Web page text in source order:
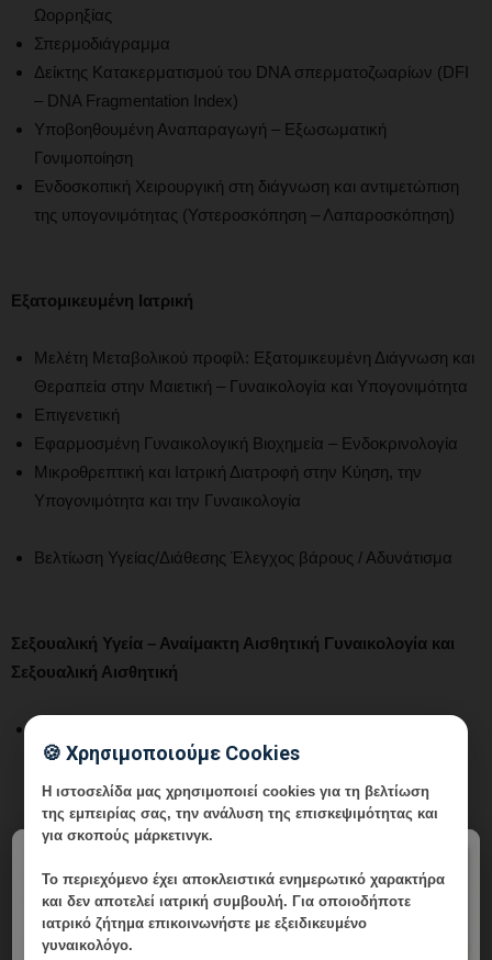
Ωορρηξίας
Σπερμοδιάγραμμα
Δείκτης Κατακερματισμού του DNA σπερματοζωαρίων (DFI
– DNA Fragmentation Index)
Υποβοηθουμένη Αναπαραγωγή – Εξωσωματική
Γονιμοποίηση
Ενδοσκοπική Χειρουργική στη διάγνωση και αντιμετώπιση
της υπογονιμότητας (Υστεροσκόπηση – Λαπαροσκόπηση)
Εξατομικευμένη Ιατρική
Μελέτη Μεταβολικού προφίλ: Εξατομικευμένη Διάγνωση και
Θεραπεία στην Μαιετική – Γυναικολογία και Υπογονιμότητα
Επιγενετική
Εφαρμοσμένη Γυναικολογική Βιοχημεία – Ενδοκρινολογία
Μικροθρεπτική και Ιατρική Διατροφή στην Κύηση, την
Υπογονιμότητα και την Γυναικολογία
Βελτίωση Υγείας/Διάθεσης Έλεγχος βάρους / Αδυνάτισμα
Σεξουαλική Υγεία – Αναίμακτη Αισθητική Γυναικολογία και
Σεξουαλική Αισθητική
χωρίς χειρουργείο και χωρίς παρενέργειες,
χρησιμοποιώντας πρωτοποριακές ιατρικές τεχνικές για την
αποκατάσταση της λειτουργικότητας και της μορφής χωρίς
χειρουργική επέμβαση.
Αύξηση σεξουαλικής απόλαυσης – Αντιμετώπιση
σεξουαλικής δυσλειτουργίας, που μπορεί να οφείλεται σε
έλλειψη σεξουαλικής επιθυμίας,
🍪 Χρησιμοποιούμε Cookies
Η ιστοσελίδα μας χρησιμοποιεί cookies για τη βελτίωση
της εμπειρίας σας, την ανάλυση της επισκεψιμότητας και
για σκοπούς μάρκετινγκ.
Το περιεχόμενο έχειαποκλειστικά ενημερωτικό χαρακτήρα
και δεν αποτελεί ιατρική συμβουλή. Για οποιοδήποτε
ιατρικό ζήτημα επικοινωνήστε με εξειδικευμένο
γυναικολόγο.